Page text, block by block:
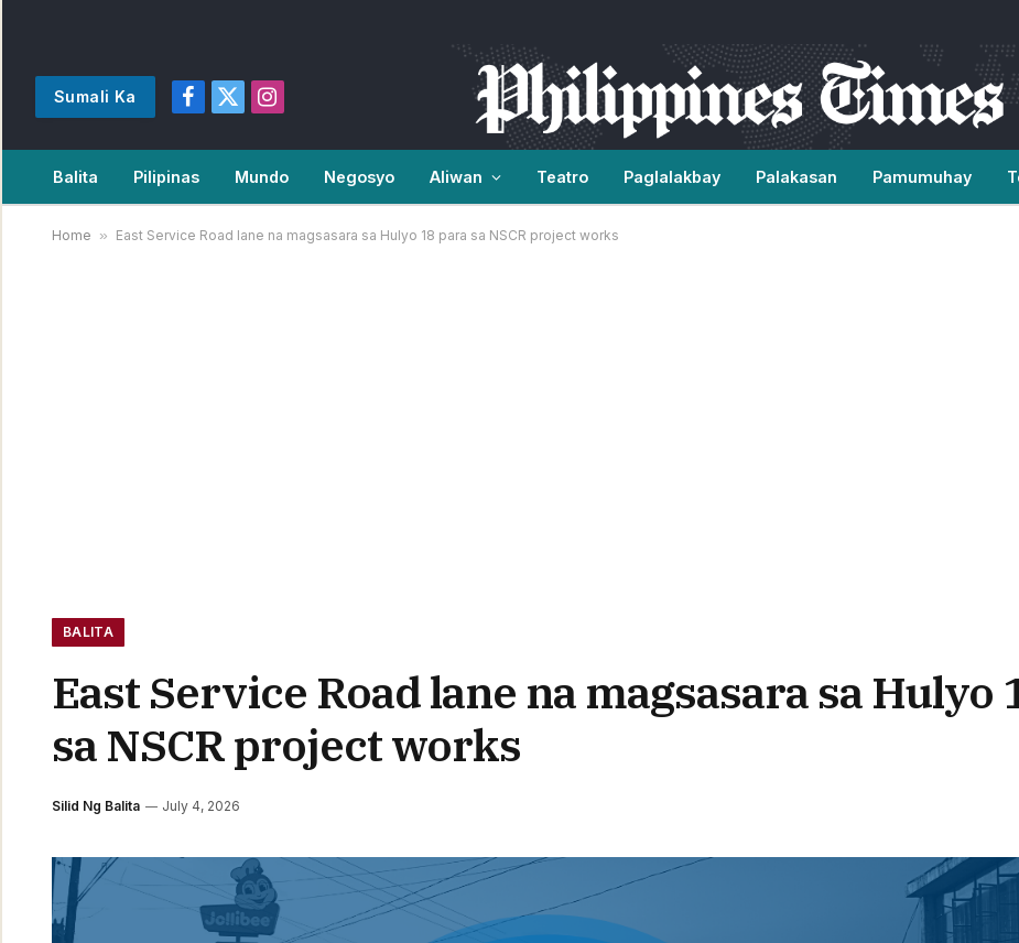
Sumali Ka
Facebook
X
Instagram
Balita Pilipinas Mundo Negosyo Aliwan Teatro Paglalakbay Palakasan Pamumuhay
Home » East Service Road lane na magsasara sa Hulyo 18 para sa NSCR project works
BALITA
East Service Road lane na magsasara sa Hulyo
sa NSCR project works
Silid Ng Balita July 4, 2026